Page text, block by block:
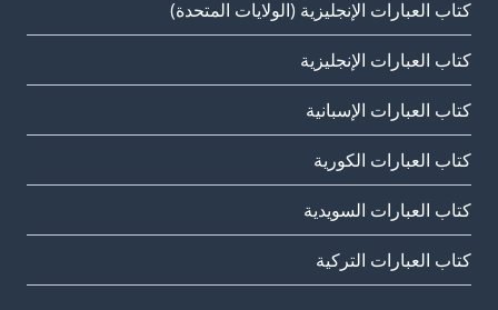
كتاب العبارات الإنجليزية (الولايات المتحدة)
كتاب العبارات الإنجليزية
كتاب العبارات الإسبانية
كتاب العبارات الكورية
كتاب العبارات السويدية
كتاب العبارات التركية